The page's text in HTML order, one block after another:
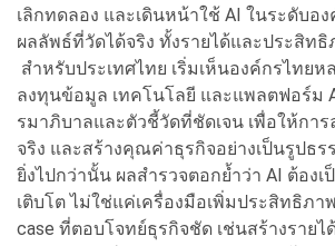
เลิกทดลอง และเดินหน้าใช้ AI ในระดับอง
ผลลัพธ์ที่วัดได้จริง ทั้งรายได้และประสิท
สำหรับประเทศไทย เริ่มเห็นองค์กรไทยห
ลงทุนข้อมูล เทคโนโลยี และแพลตฟอร์ม
รมาภิบาลและตัวชี้วัดที่ชัดเจน เพื่อให้กา
จริง และสร้างคุณค่าธุรกิจอย่างเป็นรูปธร
ยิ่งไปกว่านั้น ผลสำรวจตอกย้ำว่า AI ต้องเ
เติบโต ไม่ใช่แค่เครื่องมือเพิ่มประสิทธิภา
case ที่ตอบโจทย์ธุรกิจชัด เช่นสร้างราย